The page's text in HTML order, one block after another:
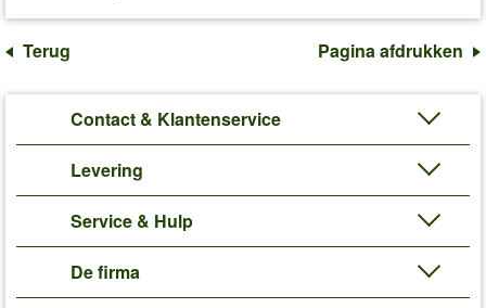
Terug Pagina afdrukken
Contact & Klantenservice
Levering
Service & Hulp
De firma